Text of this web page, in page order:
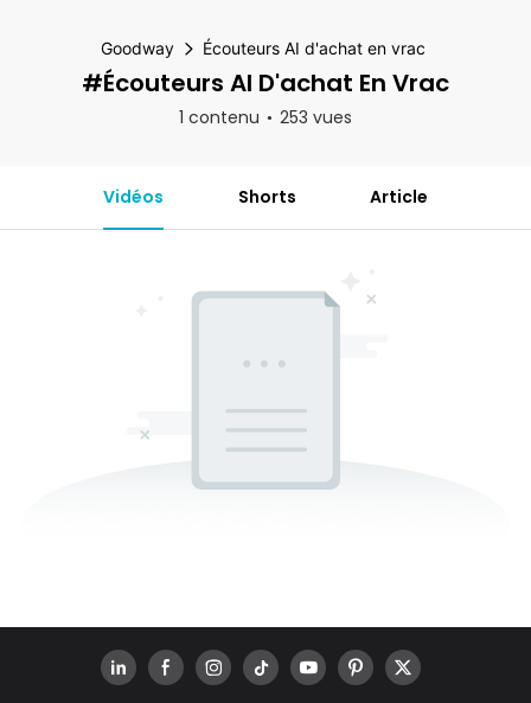
Goodway Écouteurs AI d'achat en vrac
#Écouteurs AI D'achat En Vrac
1 contenu 253 vues
Vidéos Shorts Article